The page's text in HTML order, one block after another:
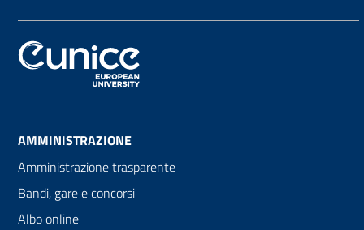
AMMINISTRAZIONE
Amministrazione trasparente
Bandi, gare e concorsi
Albo online